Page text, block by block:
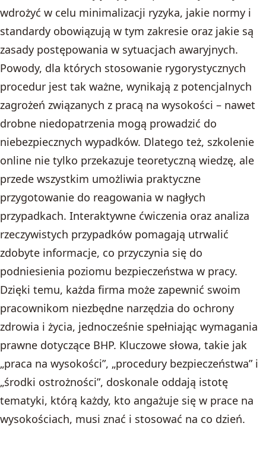
wdrożyć w celu minimalizacji ryzyka, jakie normy i
standardy obowiązują w tym zakresie oraz jakie są
zasady postępowania w sytuacjach awaryjnych.
Powody, dla których stosowanie rygorystycznych
procedur jest tak ważne, wynikają z potencjalnych
zagrożeń związanych z pracą na wysokości – nawet
drobne niedopatrzenia mogą prowadzić do
niebezpiecznych wypadków. Dlatego też, szkolenie
online nie tylko przekazuje teoretyczną wiedzę, ale
przede wszystkim umożliwia praktyczne
przygotowanie do reagowania w nagłych
przypadkach. Interaktywne ćwiczenia oraz analiza
rzeczywistych przypadków pomagają utrwalić
zdobyte informacje, co przyczynia się do
podniesienia poziomu bezpieczeństwa w pracy.
Dzięki temu, każda firma może zapewnić swoim
pracownikom niezbędne narzędzia do ochrony
zdrowia i życia, jednocześnie spełniając wymagania
prawne dotyczące BHP. Kluczowe słowa, takie jak
„praca na wysokości”, „procedury bezpieczeństwa” i
„środki ostrożności”, doskonale oddają istotę
tematyki, którą każdy, kto angażuje się w prace na
wysokościach, musi znać i stosować na co dzień.